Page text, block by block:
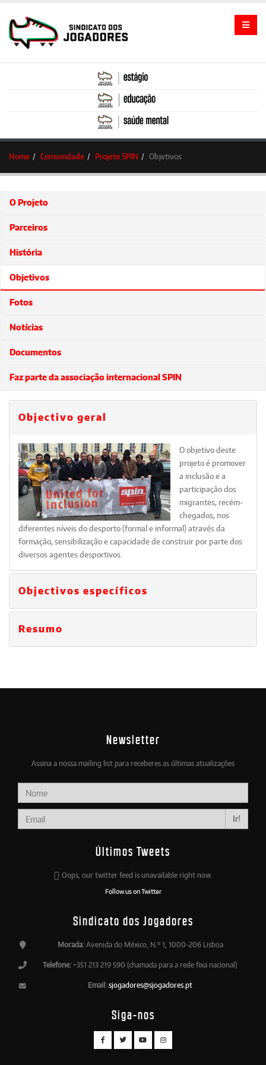
Home Comunidade Projeto SPIN Objetivos
O Projeto
Parceiros
História
Objetivos
Fotos
Notícias
Documentos
Faz parte da associação internacional SPIN
Objectivo geral
O objetivo deste
projeto é promover
a inclusão e a
participação dos
migrantes, recém-
chegados, nos
diferentes níveis do desporto (formal e informal) através da
formação, sensibilização e capacidade de construir por parte dos
diversos agentes desportivos.
Objectivos específicos
Resumo
Newsletter
Assina a nossa mailing list para receberes as últimas atualizações
Ir!
Últimos Tweets
Oops, our twitter feed is unavailable right now.
Follow us on Twitter
Sindicato dos Jogadores
Morada:Avenida do México, N.º 1, 1000-206 Lisboa
Telefone: +351 213 219 590 (chamada para a rede fixa nacional)
Email: sjogadores@sjogadores.pt
Siga-nos